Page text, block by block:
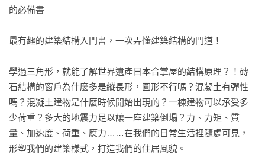
的必備書
最有趣的建築結構入門書，一次弄懂建築結構的門道！
學過三角形，就能了解世界遺產日本合掌屋的結構原理？！磚
石結構的窗戶為什麼多是縱長形，圓形不行嗎？混凝土有彈性
嗎？混凝土建物是什麼時候開始出現的？一棟建物可以承受多
少荷重？多大的地震力足以讓一座建築倒塌？力、力矩、質
量、加速度、荷重、應力……在我們的日常生活裡隨處可見，
形塑我們的建築樣式，打造我們的住居風貌。